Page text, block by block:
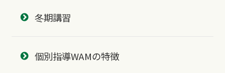
冬期講習
個別指導WAMの特徴